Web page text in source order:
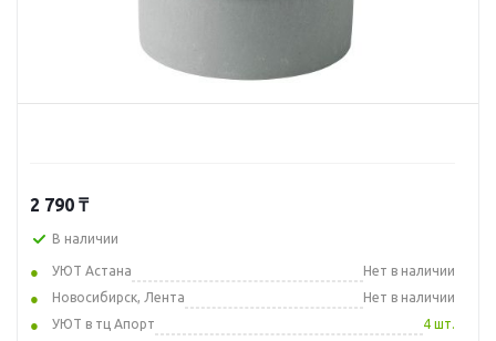
2 790 ₸
В наличии
УЮТ Астана
Нет в наличии
Новосибирск, Лента
Нет в наличии
УЮТ в тц Апорт
4 шт.